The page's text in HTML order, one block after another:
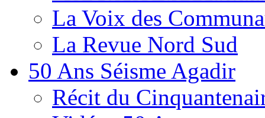
La Voix des
La Revue Nord Sud
50 Ans Séisme Agadir
Récit du